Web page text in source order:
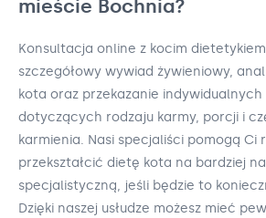
mieście Bochnia?
Konsultacja online z kocim
szczegółowy wywiad żywieniowy,
kota oraz przekazanie
dotyczących rodzaju karmy, porcji i
karmienia. Nasi specjaliści pomogą Ci
przekształcić dietę kota na bardziej
specjalistyczną, jeśli będzie to
Dzięki naszej usłudze możesz mieć